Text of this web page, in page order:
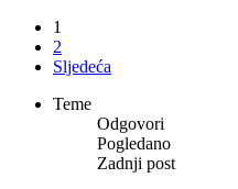
1
2
Sljedeća
Teme
Odgovori
Pogledano
Zadnji post